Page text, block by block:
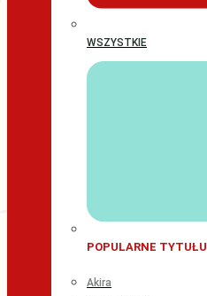
WSZYSTKIE
POPULARNE TYTUŁU
Akira